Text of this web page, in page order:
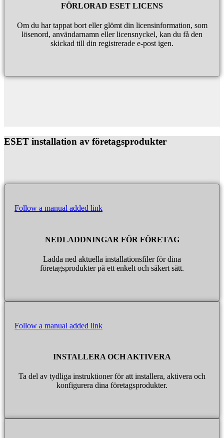
FÖRLORAD ESET LICENS
Om du har tappat bort eller glömt din licensinformation, som
lösenord, användarnamn eller licensnyckel, kan du få den
skickad till din registrerade e-post igen.
ESET installation av företagsprodukter
Follow a manual added link
NEDLADDNINGAR FÖR FÖRETAG
Ladda ned aktuella installationsfiler för dina
företagsprodukter på ett enkelt och säkert sätt.
Follow a manual added link
INSTALLERA OCH AKTIVERA
Ta del av tydliga instruktioner för att installera, aktivera och
konfigurera dina företagsprodukter.